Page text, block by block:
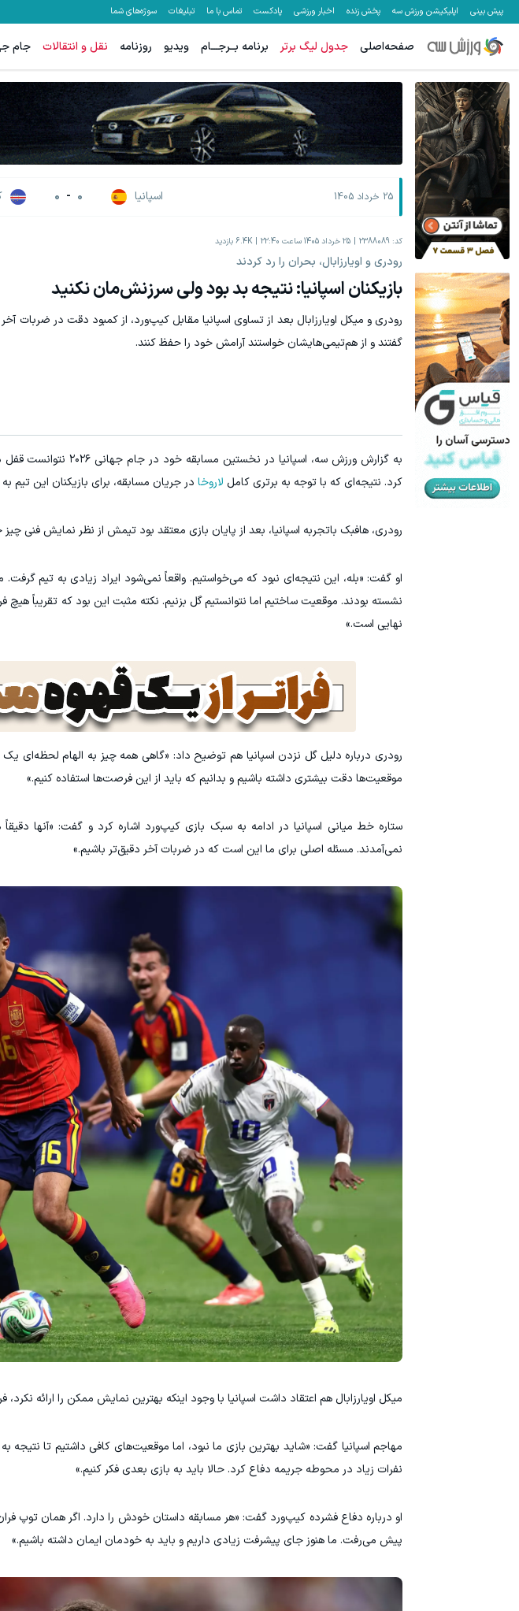
پیش بینی اپلیکیشن ورزش سه پخش زنده اخبار ورزشی پادکست تماس با ما تبلیغات سوژه‌های شما
صفحه‌اصلی جدول لیگ برتر برنامه بــرجـــام ویدیو روزنامه نقل و انتقالات جام
25 خرداد 1405 اسپانیا 0
-
0
کد: 2388089 25 خرداد 1405 ساعت 22:40 6.4K بازدید
رودری و اویارزابال، بحران را رد کردند
بازیکنان اسپانیا: نتیجه بد بود ولی سرزنش‌مان نکنید
رودری و میکل اویارزابال بعد از تساوی اسپانیا مقابل کیپ‌ورد، از کمبود دقت در ضربات آخر
گفتند و از هم‌تیمی‌هایشان خواستند آرامش خود را حفظ کنند.
به گزارش ورزش سه، اسپانیا
کرد. نتیجه‌ای که با توجه به برتری کامل لاروخا در جریان مسابقه، برای بازیکنان این تیم
رودری، هافبک باتجربه اسپانیا، بعد از پایان بازی معتقد بود تیمش از نظر نمایش فنی
او گفت: «بله، این نتیجه‌ای نبود که می‌خواستیم. واقعاً نمی‌شود ایراد زیادی به تیم
نشسته بودند. موقعیت ساختیم اما نتوانستیم گل بزنیم. نکته مثبت این بود که تقریباً
نهایی است.»
رودری درباره دلیل گل نزدن اسپانیا هم توضیح داد: «گاهی همه چیز به الهام لحظه‌ای
موقعیت‌ها دقت بیشتری داشته باشیم و بدانیم که باید از این فرصت‌ها استفاده کنیم.»
ستاره خط میانی اسپانیا در ادامه به سبک بازی کیپ‌ورد اشاره کرد و گفت: «آنها
نمی‌آمدند. مسئله اصلی برای ما این است که در ضربات آخر دقیق‌تر باشیم.»
میکل اویارزابال هم اعتقاد داشت اسپانیا با وجود اینکه بهترین نمایش ممکن را ارائه
مهاجم اسپانیا گفت: «شاید بهترین بازی ما نبود، اما موقعیت‌های کافی داشتیم تا
نفرات زیاد در محوطه جریمه دفاع کرد. حالا باید به بازی بعدی فکر کنیم.»
او درباره دفاع فشرده کیپ‌ورد گفت: «هر مسابقه داستان خودش را دارد. اگر همان توپ
پیش می‌رفت. ما هنوز جای پیشرفت زیادی داریم و باید به خودمان ایمان داشته باشیم.»
رشد فروشگاهت از اینجا شروع می‌شه، برای درآمد بیشتر، آماده‌ای؟فرصت ویژه! با 40٪تخفیف دندوناتو در حد کامپوزیت سفید کن
رشد فروشگاهت از اینجا شروع می‌شه، برای درآمد بیشتر، آماده‌ای؟